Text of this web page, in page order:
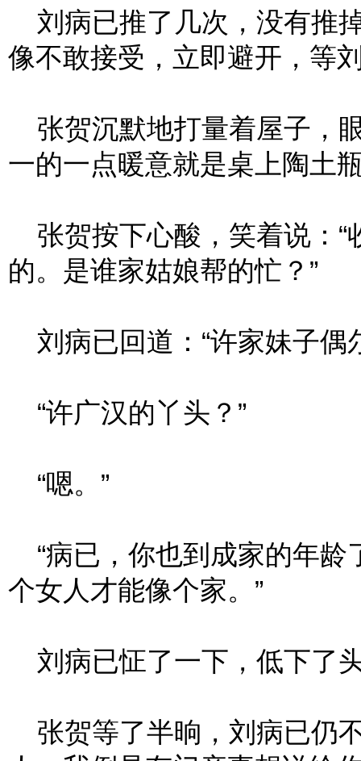
刘病已推了几次，没有推
像不敢接受，立即避开，等
张贺沉默地打量着屋子，
一的一点暖意就是桌上陶土
张贺按下心酸，笑着说：“
的。是谁家姑娘帮的忙？”
刘病已回道：“许家妹子偶
“许广汉的丫头？”
“嗯。”
“病已，你也到成家的年龄
个女人才能像个家。”
刘病已怔了一下，低下了
张贺等了半晌，刘病已仍